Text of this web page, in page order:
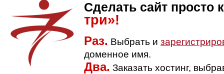
Сделать сайт просто
три»!
Раз. Выбрать и
доменное имя.
Два. Заказать хостинг,